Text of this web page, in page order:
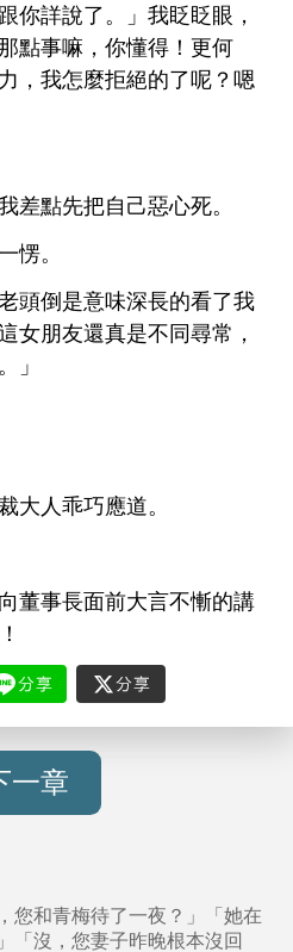
詳 。」 眨眨
，
點事嘛，
懂得！更何
力， 麼拒絕
呢？嗯
差點先把自己惡
。
愣。
倒
女朋友還真
同尋常，
。」
乖巧應
。
向董事 面 言 慚
講
一章
您和青梅待了一夜？」「她在
「沒，您妻子昨晚根本沒回